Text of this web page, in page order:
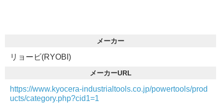
メーカー
リョービ(RYOBI)
メーカーURL
https://www.kyocera-industrialtools.co.jp/powertools/prod
ucts/category.php?cid1=1